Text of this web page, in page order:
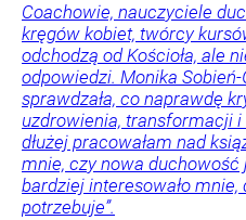
Coachowie, nauczyciele
kręgów kobiet, twórcy
odchodzą od Kościoła, ale
odpowiedzi. Monika
sprawdzała, co naprawdę
uzdrowienia, transformacji i
dłużej pracowałam nad
mnie, czy nowa duchowość
bardziej interesowało
potrzebuje”.